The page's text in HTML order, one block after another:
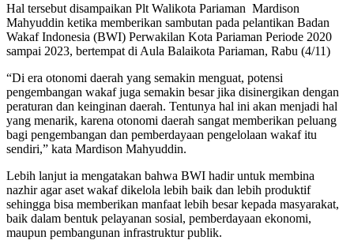
Hal tersebut disampaikan Plt Walikota Pariaman Mardison
Mahyuddin ketika memberikan sambutan pada pelantikan Badan
Wakaf Indonesia (BWI) Perwakilan Kota Pariaman Periode 2020
sampai 2023, bertempat di Aula Balaikota Pariaman, Rabu (4/11)
“Di era otonomi daerah yang semakin menguat, potensi
pengembangan wakaf juga semakin besar jika disinergikan dengan
peraturan dan keinginan daerah. Tentunya hal ini akan menjadi hal
yang menarik, karena otonomi daerah sangat memberikan peluang
bagi pengembangan dan pemberdayaan pengelolaan wakaf itu
sendiri,” kata Mardison Mahyuddin.
Lebih lanjut ia mengatakan bahwa BWI hadir untuk membina
nazhir agar aset wakaf dikelola lebih baik dan lebih produktif
sehingga bisa memberikan manfaat lebih besar kepada masyarakat,
baik dalam bentuk pelayanan sosial, pemberdayaan ekonomi,
maupun pembangunan infrastruktur publik.